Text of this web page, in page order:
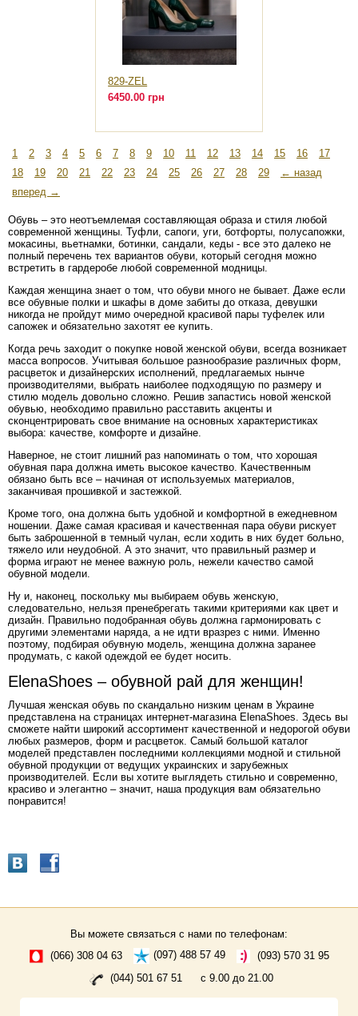
829-ZEL
6450.00 грн
1 2 3 4 5 6 7 8 9 10 11 12 13 14 15 16
17
18
19 20 21 22 23 24 25 26 27 28 29
← назад
вперед →
Обувь – это неотъемлемая составляющая образа и стиля любой
современной женщины. Туфли, сапоги, уги, ботфорты, полусапожки,
мокасины, вьетнамки, ботинки, сандали, кеды - все это далеко не
полный перечень тех вариантов обуви, который сегодня можно
встретить в гардеробе любой современной модницы.
Каждая женщина знает о том, что обуви много не бывает. Даже если
все обувные полки и шкафы в доме забиты до отказа, девушки
никогда не пройдут мимо очередной красивой пары туфелек или
сапожек и обязательно захотят ее купить.
Когда речь заходит о покупке новой женской обуви, всегда возникает
масса вопросов. Учитывая большое разнообразие различных форм,
расцветок и дизайнерских исполнений, предлагаемых нынче
производителями, выбрать наиболее подходящую по размеру и
стилю модель довольно сложно. Решив запастись новой женской
обувью, необходимо правильно расставить акценты и
сконцентрировать свое внимание на основных характеристиках
выбора: качестве, комфорте и дизайне.
Наверное, не стоит лишний раз напоминать о том, что хорошая
обувная пара должна иметь высокое качество. Качественным
обязано быть все – начиная от используемых материалов,
заканчивая прошивкой и застежкой.
Кроме того, она должна быть удобной и комфортной в ежедневном
ношении. Даже самая красивая и качественная пара обуви рискует
быть заброшенной в темный чулан, если ходить в них будет больно,
тяжело или неудобной. А это значит, что правильный размер и
форма играют не менее важную роль, нежели качество самой
обувной модели.
Ну и, наконец, поскольку мы выбираем обувь женскую,
следовательно, нельзя пренебрегать такими критериями как цвет и
дизайн. Правильно подобранная обувь должна гармонировать с
другими элементами наряда, а не идти вразрез с ними. Именно
поэтому, подбирая обувную модель, женщина должна заранее
продумать, с какой одеждой ее будет носить.
ElenaShoes – обувной рай для женщин!
Лучшая женская обувь по скандально низким ценам в Украине
представлена на страницах интернет-магазина ElenaShoes. Здесь вы
сможете найти широкий ассортимент качественной и недорогой обуви
любых размеров, форм и расцветок. Самый большой каталог
моделей представлен последними коллекциями модной и стильной
обувной продукции от ведущих украинских и зарубежных
производителей. Если вы хотите выглядеть стильно и современно,
красиво и элегантно – значит, наша продукция вам обязательно
понравится!
Вы можете связаться с нами по телефонам:
(066) 308 04 63
(097) 488 57 49
(093) 570 31 95
(044) 501 67 51
с 9.00 до 21.00